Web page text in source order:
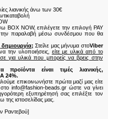
λιανικής άνω των 30€
BOX NOW, επιλέγετε την επιλογή PAY
παραλαβή μέσω συνδέσμου που θα
δημιουργία; Στείλε μας μήνυμα στοViber
την υλοποιήσεις, είτε με υλικά από το
για υλικά που μπορείς να βρεις στην
είναι τιμές λιανικής,
24%.
επικοινωνήστε πρώτα μαζί μας είτε
info@fashion-beads.gr ώστε να γίνει
εξυπηρέτησή σας επιλέξτε τον
της ιστοσελίδας μας.
Ραντεβού]